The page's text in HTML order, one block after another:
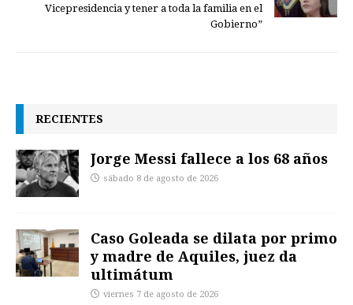
Vicepresidencia y tener a toda la familia en el
Gobierno”
RECIENTES
Jorge Messi fallece a los 68 años
sábado 8 de agosto de 2026
Caso Goleada se dilata por primo
y madre de Aquiles, juez da
ultimátum
viernes 7 de agosto de 2026